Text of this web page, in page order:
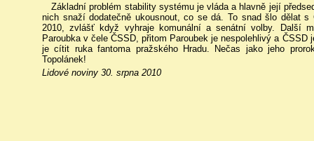
Základní problém stability systému je vláda a hlavně její
nich snaží dodatečně ukousnout, co se dá. To snad šlo dělat
2010, zvlášť když vyhraje komunální a senátní volby. Další
Paroubka v čele ČSSD, přitom Paroubek je nespolehlivý a
je cítit ruka fantoma pražského Hradu. Nečas jako jeho
Topolánek!
Lidové noviny 30. srpna 2010